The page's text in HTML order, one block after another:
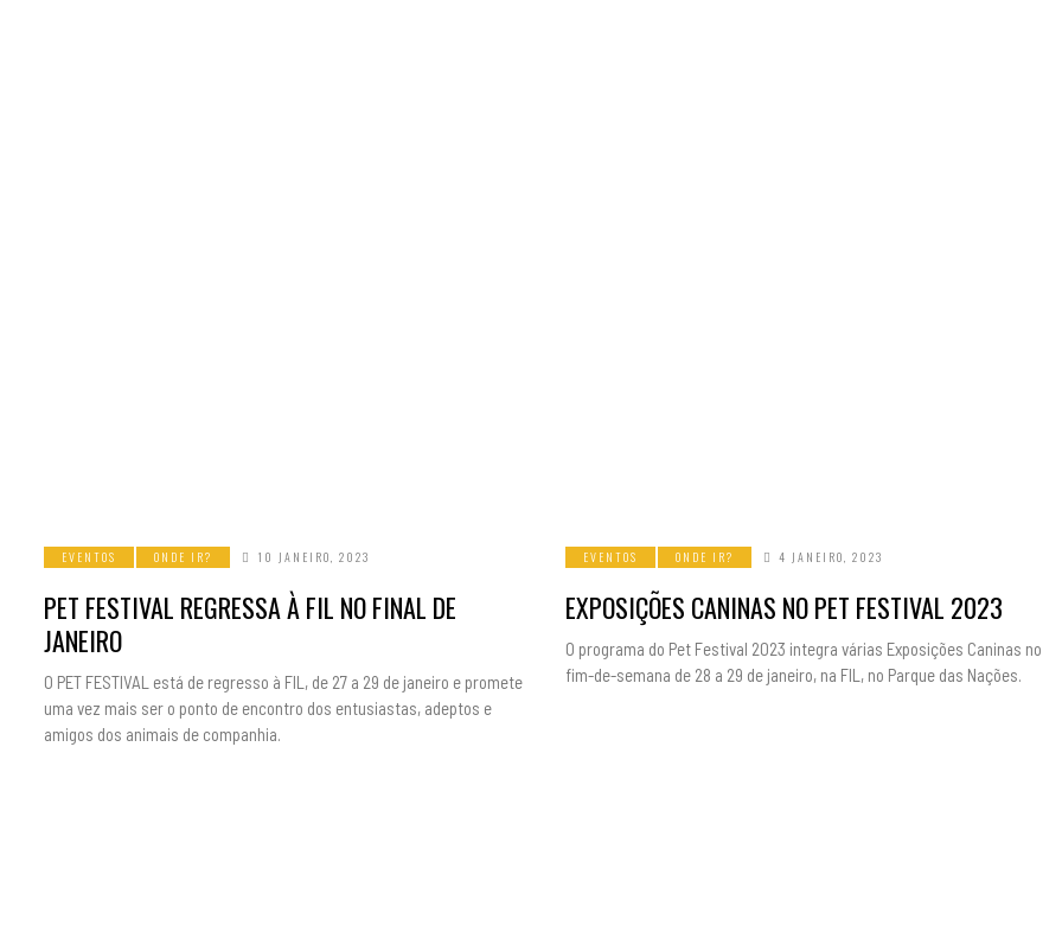
EVENTOS ONDE IR? 10 JANEIRO, 2023
PET FESTIVAL REGRESSA À FIL NO FINAL DE
JANEIRO
O PET FESTIVAL está de regresso à FIL, de 27 a 29 de janeiro e promete
uma vez mais ser o ponto de encontro dos entusiastas, adeptos e
amigos dos animais de companhia.
EVENTOS ONDE IR? 4 JANEIRO, 2023
EXPOSIÇÕES CANINAS NO PET FESTIVAL 2023
O programa do Pet Festival 2023 integra várias Exposições Caninas no
fim-de-semana de 28 a 29 de janeiro, na FIL, no Parque das Nações.